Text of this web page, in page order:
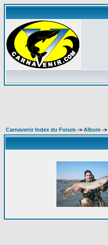
Carnavenir Index du Forum -> Album ->